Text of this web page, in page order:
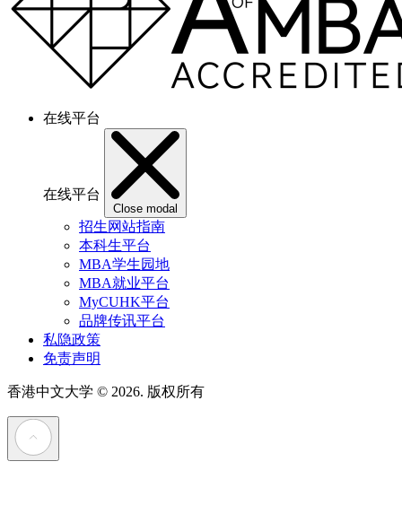
在线平台
在线平台
Close modal
招生网站指南
本科生平台
MBA学生园地
MBA就业平台
MyCUHK平台
品牌传讯平台
私隐政策
免责声明
香港中文大学 © 2026. 版权所有